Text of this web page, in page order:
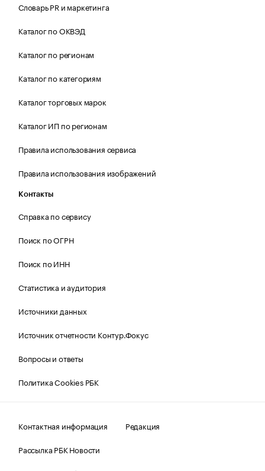
Словарь PR и маркетинга
Каталог по ОКВЭД
Каталог по регионам
Каталог по категориям
Каталог торговых марок
Каталог ИП по регионам
Правила использования сервиса
Правила использования изображений
Контакты
Справка по сервису
Поиск по ОГРН
Поиск по ИНН
Статистика и аудитория
Источники данных
Источник отчетности Контур.Фокус
Вопросы и ответы
Политика Cookies РБК
Контактная информация
Редакция
Рассылка РБК Новости